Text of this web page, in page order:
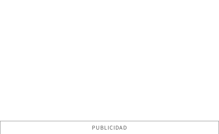
PUBLICIDAD